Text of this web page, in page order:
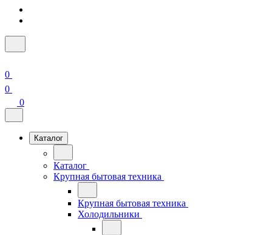
0
0
0
Каталог
Каталог
Крупная бытовая техника
Крупная бытовая техника
Холодильники